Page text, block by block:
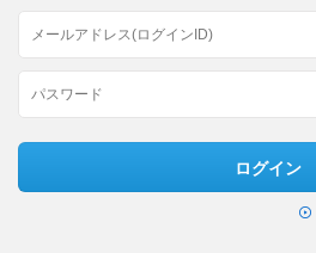
ログイン